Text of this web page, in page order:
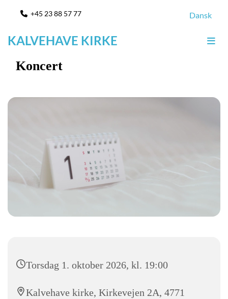
 +45 23 88 57 77 Dansk
KALVEHAVE KIRKE
Koncert
Torsdag 1. oktober 2026, kl. 19:00
Kalvehave kirke, Kirkevejen 2A, 4771